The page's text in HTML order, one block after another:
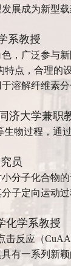
展成为新型
系教授
色，广泛参与
点，合理的
溶解纤维素
济大学兼职
生物过程，
员
分子化合物
子定向运动
化学系教授
击反应（
有一系列新